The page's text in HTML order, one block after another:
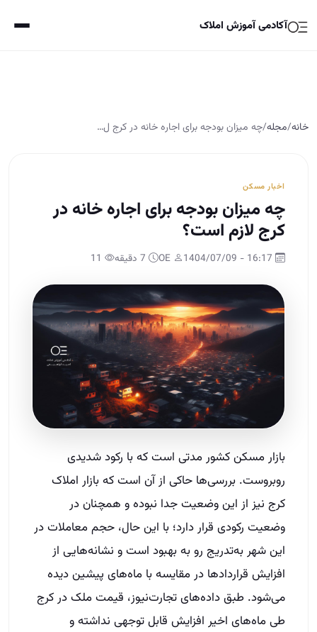
آکادمی آموزش املاک
خانه/مجله/چه میزان بودجه برای اجاره خانه در کرج ل…
اخبار مسکن
چه میزان بودجه برای اجاره خانه در
کرج لازم است؟
بازار مسکن کشور مدتی است که با رکود شدیدی
روبروست. بررسی‌ها حاکی از آن است که بازار املاک
کرج نیز از این وضعیت جدا نبوده و همچنان در
وضعیت رکودی قرار دارد؛ با این حال، حجم معاملات در
این شهر به‌تدریج رو به بهبود است و نشانه‌هایی از
افزایش قراردادها در مقایسه با ماه‌های پیشین دیده
می‌شود. طبق داده‌های تجارت‌نیوز، قیمت ملک در کرج
طی ماه‌های اخیر افزایش قابل توجهی نداشته و